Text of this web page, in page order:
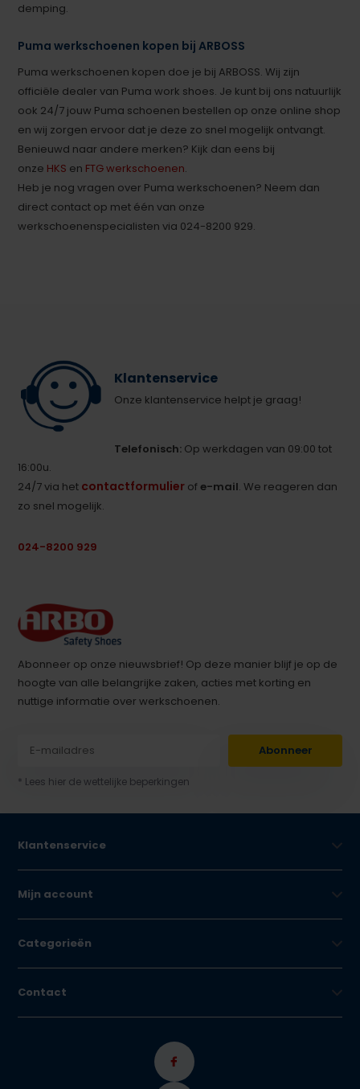
demping.
Puma werkschoenen kopen bij ARBOSS
Puma werkschoenen kopen doe je bij ARBOSS. Wij zijn
officiële dealer van Puma work shoes. Je kunt bij ons natuurlijk
ook 24/7 jouw Puma schoenen bestellen op onze online shop
en wij zorgen ervoor dat je deze zo snel mogelijk ontvangt.
Benieuwd naar andere merken? Kijk dan eens bij
onze HKS en FTG werkschoenen.
Heb je nog vragen over Puma werkschoenen? Neem dan
direct contact op met één van onze
werkschoenenspecialisten via 024-8200 929.
Klantenservice
Onze klantenservice helpt je graag!
Telefonisch: Op werkdagen van 09:00 tot
16:00u.
24/7 via het contactformulier ofe-mail. We reageren dan
zo snel mogelijk.
024-8200 929
Abonneer op onze nieuwsbrief! Op deze manier blijf je op de
hoogte van alle belangrijke zaken, acties met korting en
nuttige informatie over werkschoenen.
Abonneer
* Lees hier de wettelijke beperkingen
Klantenservice
Mijn account
Categorieën
Contact